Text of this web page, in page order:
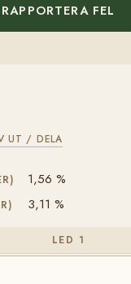
RAPPORTERA FEL
UT / DELA
1,56 %
3,11 %
LED 1